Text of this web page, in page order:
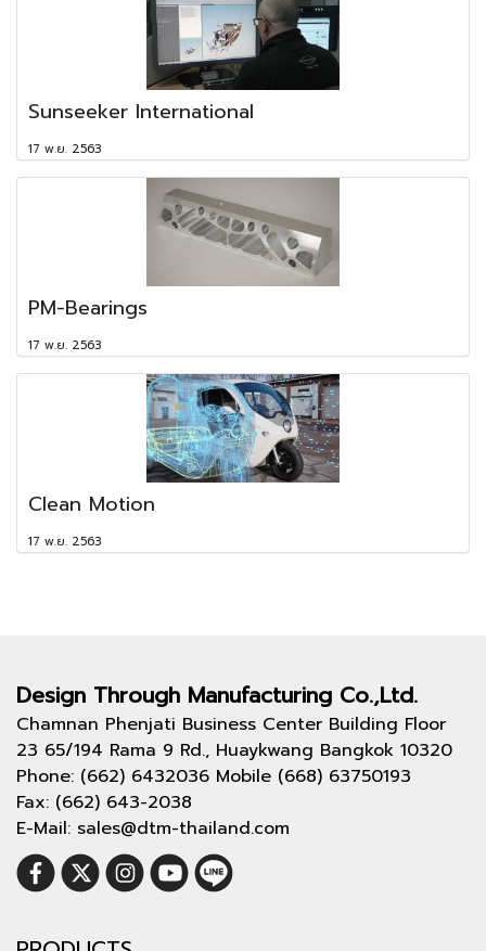
Sunseeker International
17 พ.ย. 2563
PM-Bearings
17 พ.ย. 2563
Clean Motion
17 พ.ย. 2563
Design Through Manufacturing Co.,Ltd.
Chamnan Phenjati Business Center Building Floor
23 65/194 Rama 9 Rd., Huaykwang Bangkok 10320
Phone: (662) 6432036 Mobile (668) 63750193
Fax: (662) 643-2038
E-Mail: sales@dtm-thailand.com